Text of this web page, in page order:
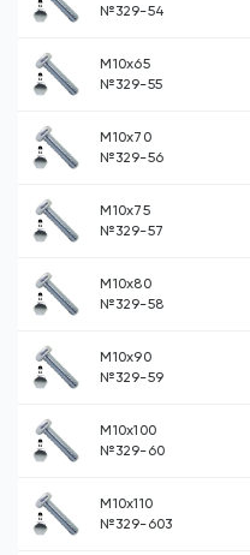
№329-54
М10х65
№329-55
М10х70
№329-56
М10х75
№329-57
М10х80
№329-58
М10х90
№329-59
М10х100
№329-60
М10х110
№329-603